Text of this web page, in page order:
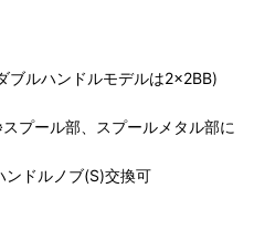
ブルハンドルモデルは2×2BB)
プール部、スプールメタル部に
ンドルノブ(S)交換可